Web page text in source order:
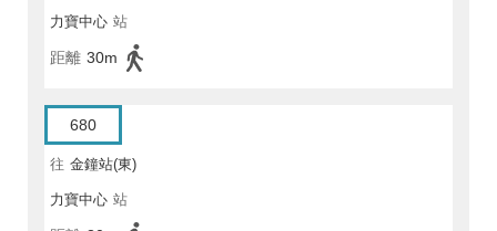
力寶中心 站
距離 30m
680
往 金鐘站(東)
力寶中心 站